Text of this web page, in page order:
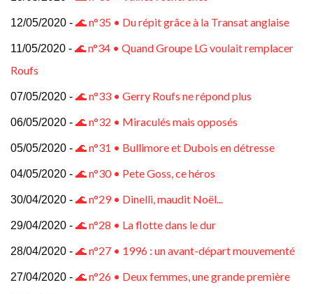
12/05/2020 - 🌊 n°35 • Du répit grâce à la Transat anglaise
11/05/2020 - 🌊 n°34 • Quand Groupe LG voulait remplacer
Roufs
07/05/2020 - 🌊 n°33 • Gerry Roufs ne répond plus
06/05/2020 - 🌊 n°32 • Miraculés mais opposés
05/05/2020 - 🌊 n°31 • Bullimore et Dubois en détresse
04/05/2020 - 🌊 n°30 • Pete Goss, ce héros
30/04/2020 - 🌊 n°29 • Dinelli, maudit Noël...
29/04/2020 - 🌊 n°28 • La flotte dans le dur
28/04/2020 - 🌊 n°27 • 1996 : un avant-départ mouvementé
27/04/2020 - 🌊 n°26 • Deux femmes, une grande première